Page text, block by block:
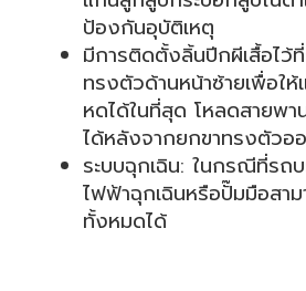
ป้องกันอุบัติเหตุ
มีการติดตั้งลิ้นปีกผีเสื้อไว้ที่
ทรงตัวด้านหน้าซ้ายเพื่อให้
หดได้ในที่สุด โหลดสายพา
ได้หลังจากยกขาทรงตัวอ
ระบบฉุกเฉิน: ในกรณีที่รถ
ไฟฟ้าฉุกเฉินหรือปั๊มมือสาม
ทั้งหมดได้